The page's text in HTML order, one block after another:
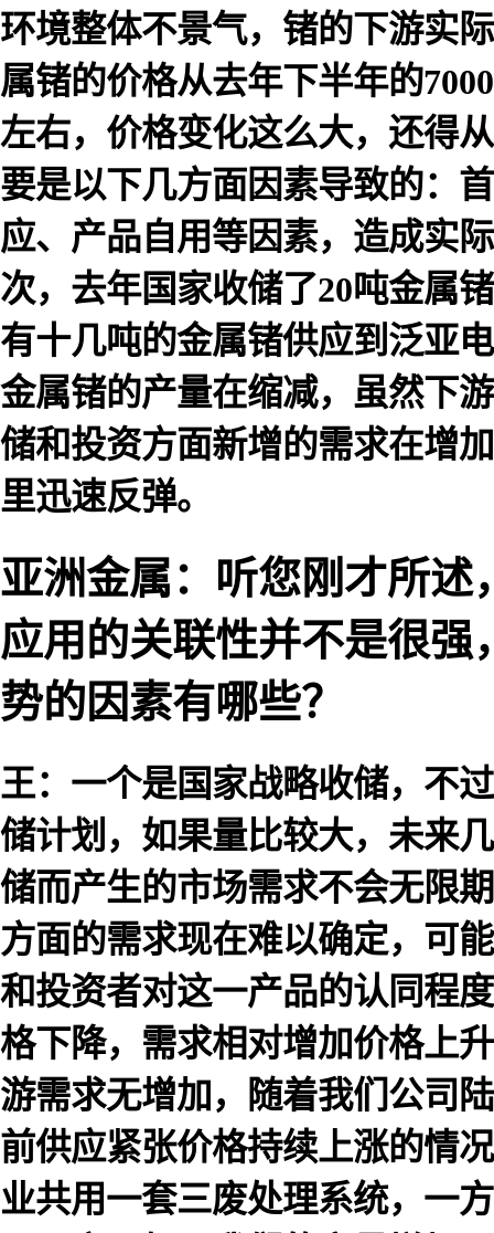
环境整体不景气，锗的下游实
属锗的价格从去年下半年的
左右，价格变化这么大，还得
要是以下几方面因素导致的：
应、产品自用等因素，造成实
次，去年国家收储了20吨金属
有十几吨的金属锗供应到泛亚
金属锗的产量在缩减，虽然下
储和投资方面新增的需求在增
里迅速反弹。
亚洲金属：听您刚才所述
应用的关联性并不是很
势的因素有哪些？
王：一个是国家战略收储，不
储计划，如果量比较大，未来
储而产生的市场需求不会无限
方面的需求现在难以确定，可
和投资者对这一产品的认同程
格下降，需求相对增加价格上
游需求无增加，随着我们公司
前供应紧张价格持续上涨的情
业共用一套三废处理系统，一